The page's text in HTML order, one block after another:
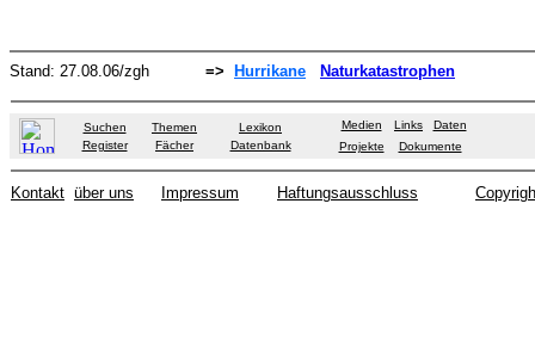
Stand: 27.08.06/zgh => Hurrikane Naturkatastrophen
Suchen Themen
Lexikon
Register
Fächer Datenbank
Medien Links
Daten
Projekte
Dokumente
Kontakt über uns Impressum Haftungsausschluss